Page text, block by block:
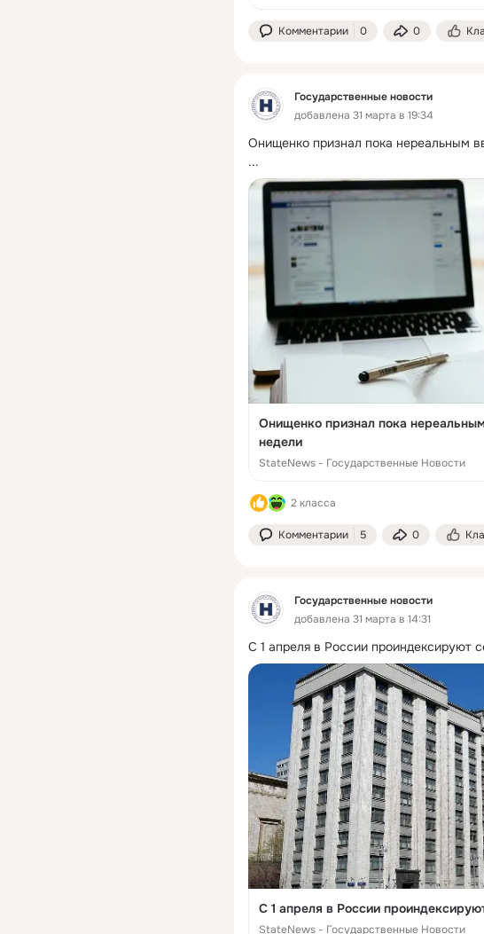
Комментарии 0 0
Государственные новости
добавлена 31 марта в 19:34
Онищенко признал пока нереальным
...
Онищенко признал пока
недели
StateNews - Государственные Новости
2 класса
Комментарии 5 0
Государственные новости
добавлена 31 марта в 14:31
С 1 апреля в России проиндексируют
С 1 апреля в России
StateNews - Государственные Новости